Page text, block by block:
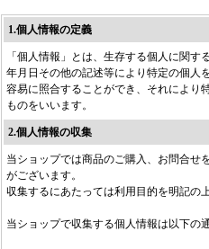
1.個人情報の定義
「個人情報」とは、生存する個人に関
年月日その他の記述等により特定の個人
容易に照合することができ、それにより
ものをいいます。
2.個人情報の収集
当ショップでは商品のご購入、お問合せ
がございます。
収集するにあたっては利用目的を明記の
当ショップで収集する個人情報は以下の